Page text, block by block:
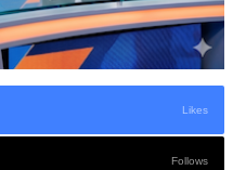
Likes
Follows